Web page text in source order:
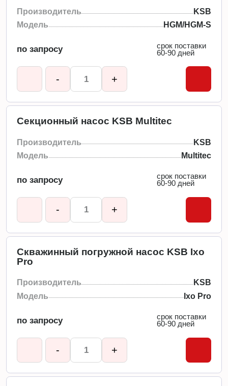
Производитель
KSB
Модель
HGM/HGM-S
по запросу
срок поставки
60-90 дней
- +
Секционный насос KSB Multitec
Производитель
KSB
Модель
Multitec
по запросу
срок поставки
60-90 дней
- +
Скважинный погружной насос KSB Ixo
Pro
Производитель
KSB
Модель
Ixo Pro
по запросу
срок поставки
60-90 дней
- +